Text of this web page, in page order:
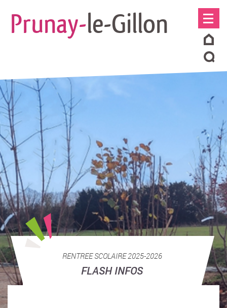
Prunay-le-Gillon
RENTREE SCOLAIRE 2025-2026
FLASH INFOS